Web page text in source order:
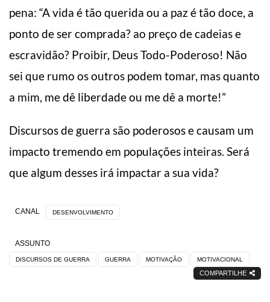
pena: “A vida é tão querida ou a paz é tão doce, a
ponto de ser comprada? ao preço de cadeias e
escravidão? Proibir, Deus Todo-Poderoso! Não
sei que rumo os outros podem tomar, mas quanto
a mim, me dê liberdade ou me dê a morte!”
Discursos de guerra são poderosos e causam um
impacto tremendo em populações inteiras. Será
que algum desses irá impactar a sua vida?
CANAL DESENVOLVIMENTO
ASSUNTO
DISCURSOS DE GUERRA GUERRA MOTIVAÇÃO MOTIVACIONAL
COMPARTILHE